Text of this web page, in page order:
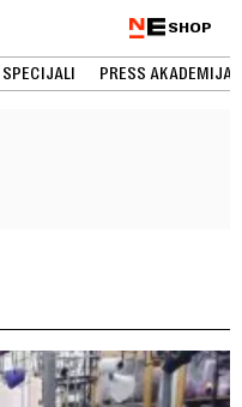
SHOP
SPECIJALI PRESS AKADEMIJA